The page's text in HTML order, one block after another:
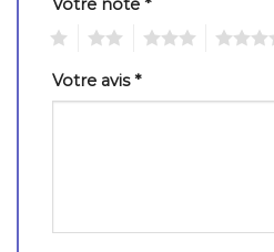
Votre note *
Votre avis*